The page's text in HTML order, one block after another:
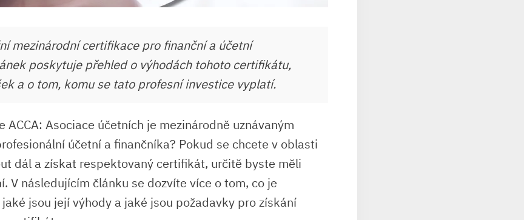
mezinárodní certifikace pro finanční a účetní
poskytuje přehled o výhodách tohoto certifikátu,
a o tom, komu se tato profesní investice vyplatí.
ACCA: Asociace účetních je mezinárodně uznávaným
účetní a finančníka? Pokud se chcete v oblasti
dál a získat respektovaný certifikát, určitě byste měli
V následujícím článku se dozvíte více o tom, co je
jaké jsou její výhody a jaké jsou požadavky pro získání